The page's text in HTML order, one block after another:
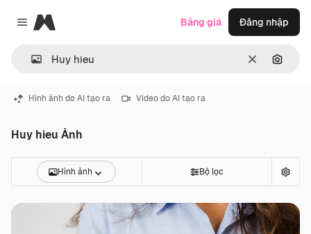
Close menu
Magnific
ThôngTìm
Bảng giá Đăng nhập
Hình ảnh do AI tạo ra Video do AI tạo ra
Huy hieu Ảnh
Hình ảnh Bộ lọc